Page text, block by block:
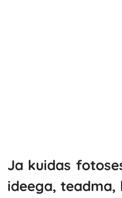
Ja kuidas
ideega, teadma,